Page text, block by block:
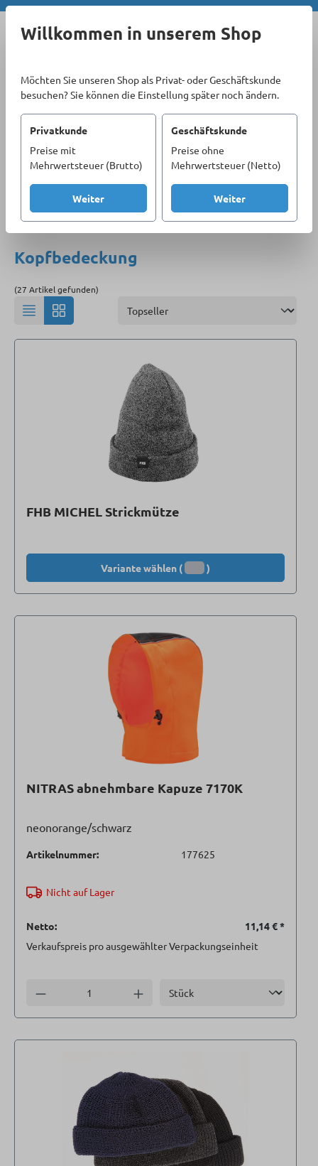
Zum Hauptinhalt springen
Willkommen in unserem Shop
Möchten Sie unseren Shop als Privat- oder Geschäftskunde
besuchen? Sie können die Einstellung später noch ändern.
Privatkunde
Preise mit
Mehrwertsteuer (Brutto)
Weiter
Geschäftskunde
Preise ohne
Mehrwertsteuer (Netto)
Weiter
Sortiment
Berufsmoden & Arbeitsschutz
Arbeitsbekleidung
Zubehör Kopfbedeckung
Kopfbedeckung
(27 Artikel gefunden)
FHB MICHEL Strickmütze
Variante wählen ( )
NITRAS abnehmbare Kapuze 7170K
neonorange/schwarz
Artikelnummer: 177625
Nicht auf Lager
Netto: 11,14 €*
Verkaufspreis pro ausgewählter Verpackungseinheit
Anzahl verringern Anzahl erhöhen